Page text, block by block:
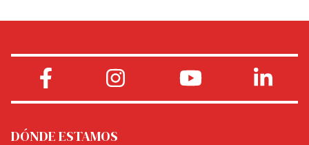
DÓNDE ESTAMOS